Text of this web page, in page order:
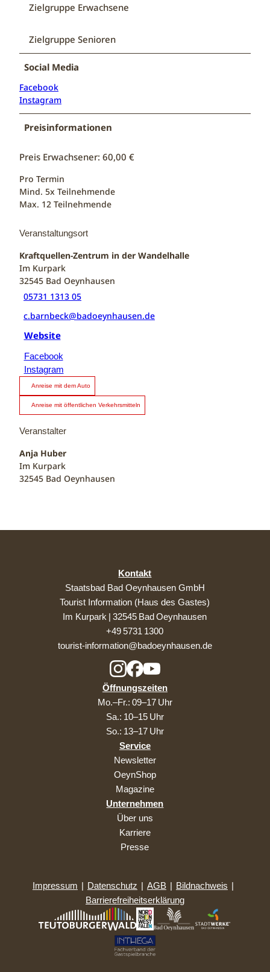
Zielgruppe Erwachsene
Zielgruppe Senioren
Social Media
Facebook
Instagram
Preisinformationen
Preis Erwachsener: 60,00 €
Pro Termin
Mind. 5x Teilnehmende
Max. 12 Teilnehmende
Veranstaltungsort
Kraftquellen-Zentrum in der Wandelhalle
Im Kurpark
32545 Bad Oeynhausen
05731 1313 05
c.barnbeck@badoeynhausen.de
Website
Facebook
Instagram
Anreise mit dem Auto
Anreise mit öffentlichen Verkehrsmitteln
Veranstalter
Anja Huber
Im Kurpark
32545 Bad Oeynhausen
Kontakt
Staatsbad Bad Oeynhausen GmbH
Tourist Information (Haus des Gastes)
Im Kurpark | 32545 Bad Oeynhausen
+49 5731 1300
tourist-information@badoeynhausen.de
Öffnungszeiten
Mo.–Fr.: 09–17 Uhr
Sa.: 10–15 Uhr
So.: 13–17 Uhr
Service
Newsletter
OeynShop
Magazine
Unternehmen
Über uns
Karriere
Presse
Impressum | Datenschutz | AGB | Bildnachweis |
Barrierefreiheitserklärung